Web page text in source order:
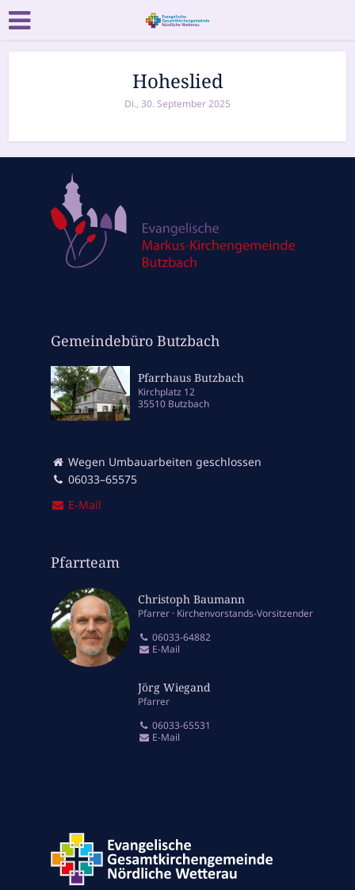
Hoheslied
Di., 30. September 2025
Gemeindebüro Butzbach
Pfarrhaus Butzbach
Kirchplatz 12
35510 Butzbach
Wegen Umbauarbeiten geschlossen
06033–65575
E‑Mail
Pfarrteam
Christoph Baumann
Pfarrer Kirchenvorstands-Vorsitzender
06033-64882
E-Mail
Jörg Wiegand
Pfarrer
06033-65531
E-Mail